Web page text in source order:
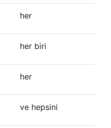
her
her biri
her
ve hepsini